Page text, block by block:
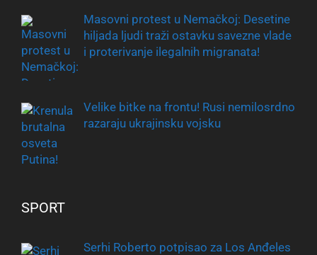
Masovni protest u Nemačkoj: Desetine
hiljada ljudi traži ostavku savezne vlade
i proterivanje ilegalnih migranata!
Velike bitke na frontu! Rusi nemilosrdno
razaraju ukrajinsku vojsku
SPORT
Serhi Roberto potpisao za Los Anđeles